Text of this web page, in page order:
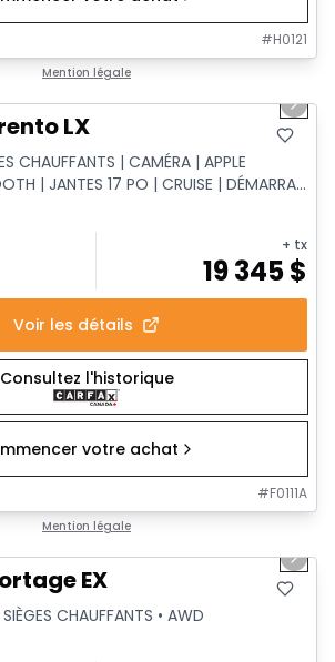
#H0121
Mention légale
Next
LX
CHAUFFANTS | CAMÉRA | APPLE
| JANTES 17 PO | CRUISE | DÉMARRA...
+ tx
19 345$
Voir les détails
Consultez l'historique
votre achat
#F0111A
Mention légale
Next
EX
SIÈGES CHAUFFANTS • AWD